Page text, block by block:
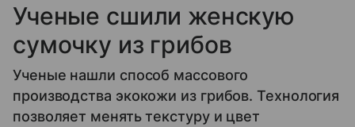
Ученые сшили женскую
сумочку из грибов
Ученые нашли способ массового
производства экокожи из грибов. Технология
позволяет менять текстуру и цвет